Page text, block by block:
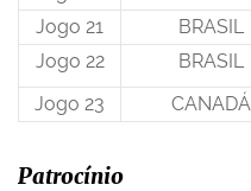
Jogo 21
BRASIL
Jogo 22
BRASIL
Jogo 23
CANADÁ
Patrocínio